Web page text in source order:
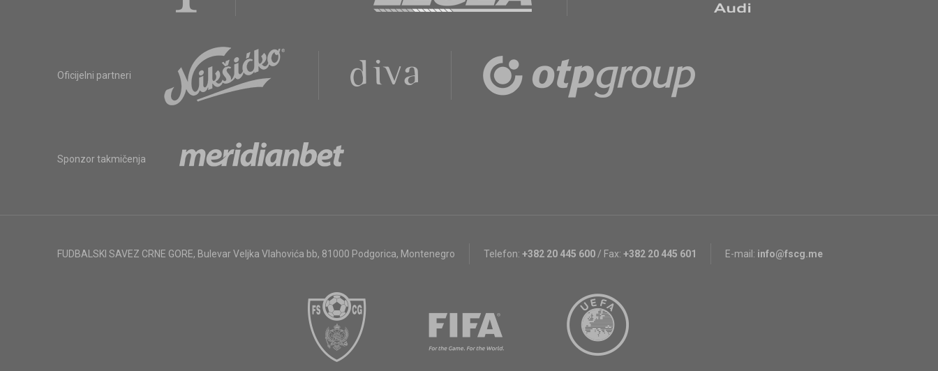
Oficijelni partneri
Sponzor takmičenja
FUDBALSKI SAVEZ CRNE GORE, Bulevar Veljka Vlahovića bb, 81000 Podgorica, Montenegro Telefon: +382 20 445 600 / Fax: +382 20 445 601 E-mail: info@fscg.me